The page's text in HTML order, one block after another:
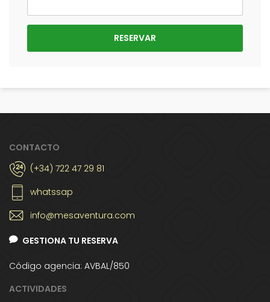
CONTACTO
(+34) 722 47 29 81
whatssap
info@mesaventura.com
GESTIONA TU RESERVA
Código agencia: AVBAL/850
ACTIVIDADES